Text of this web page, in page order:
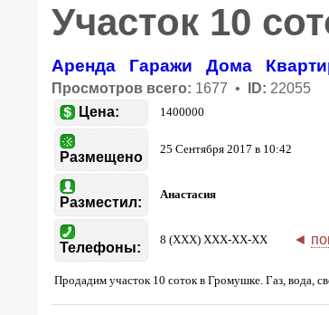
Участок 10
Аренда Гаражи Дома
Просмотров всего: 1677 • ID: 22055
Цена:
1400000
Размещено
25 Сентября 2017 в 10:42
Разместил:
Анастасия
Телефоны:
8 (XXX) XXX-XX-XX ◄
Продадим участок 10 соток в Громушке. Газ, вода,